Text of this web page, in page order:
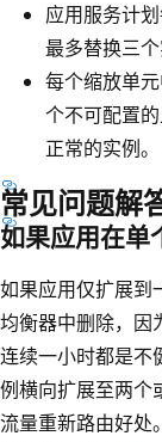
应用服务计
最多替换三个
每个缩放单
个不可配置
正常的实例
常见问题解
如果应用在单
如果应用仅扩展到
均衡器中删除，因
连续一小时都是不
例横向扩展至两个
流量重新路由好处